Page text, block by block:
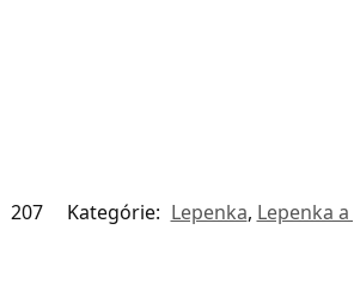
207 Kategórie: Lepenka, Lepenka